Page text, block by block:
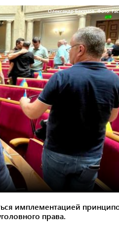
Олександр Бакумов. Фото:
имплементацией
права.